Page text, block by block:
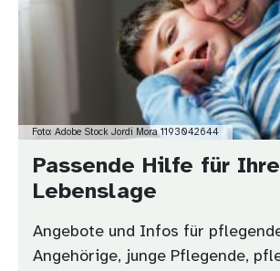
Foto: Adobe Stock Jordi Mora 1193042644
Passende Hilfe für Ihre
Lebenslage
Angebote und Infos für
Angehörige, junge Pflegende,